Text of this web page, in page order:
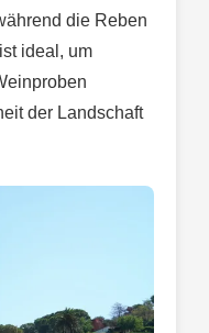
die Reben
ideal, um
der Landschaft